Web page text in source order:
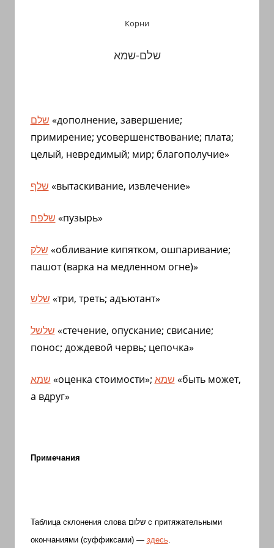
Корни
שלם-שמא
שלם «дополнение, завершение;
примирение; усовершенствование; плата;
целый, невредимый; мир; благополучие»
שלף «вытаскивание, извлечение»
שלפח «пузырь»
שלק «обливание кипятком, ошпаривание;
пашот (варка на медленном огне)»
שלש «три, треть; адъютант»
שלשל «стечение, опускание; свисание;
понос; дождевой червь; цепочка»
שמא «оценка стоимости»; שמא «быть может,
а вдруг»
Примечания
Таблица склонения слова שלום с притяжательными
окончаниями (суффиксами) — здесь.